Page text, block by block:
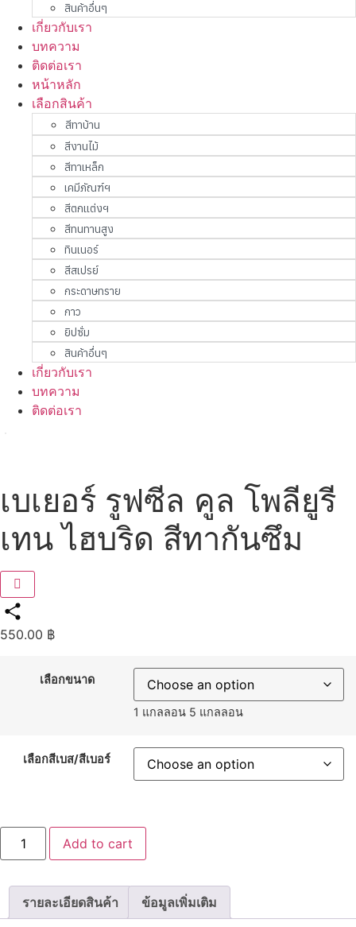
สินค้าอื่นๆ
เกี่ยวกับเรา
บทความ
ติดต่อเรา
หน้าหลัก
เลือกสินค้า
สีทาบ้าน
สีงานไม้
สีทาเหล็ก
เคมีภัณฑ์ฯ
สีตกแต่งฯ
สีทนทานสูง
ทินเนอร์
สีสเปรย์
กระดาษทราย
กาว
ยิปซั่ม
สินค้าอื่นๆ
เกี่ยวกับเรา
บทความ
ติดต่อเรา
เบเยอร์ รูฟซีล คูล โพลียูรี
เทน ไฮบริด สีทากันซึม
Share
550.00 ฿
เลือกขนาด
1 แกลลอน 5 แกลลอน
เลือกสีเบส/สีเบอร์
เบ
ร์
ซีล
ลี
Add to cart
รายละเอียดสินค้า ข้อมูลเพิ่มเติม